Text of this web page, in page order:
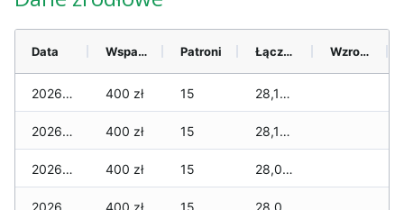
Data Wsparcie Patroni Łącznie Wzrost (28 dni)
2026-08-09 400 zł 15 28,140 zł
2026-08-08 400 zł 15 28,100 zł
2026-08-07 400 zł 15 28,080 zł